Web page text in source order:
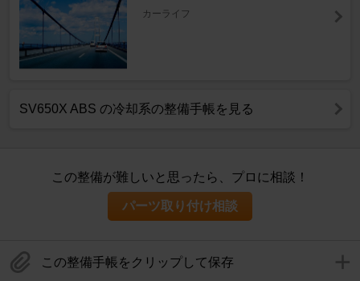
カーライフ
SV650X ABS の冷却系の整備手帳を見る
この整備が難しいと思ったら、プロに相談！
パーツ取り付け相談
この整備手帳をクリップして保存